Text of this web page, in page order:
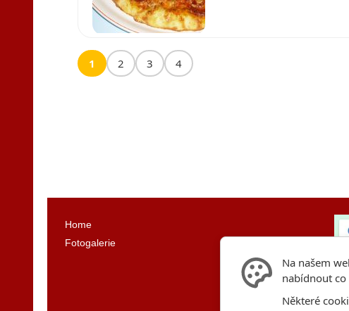
1 2 3 4
Home
Fotogalerie
Na našem
nabídnout
Některé